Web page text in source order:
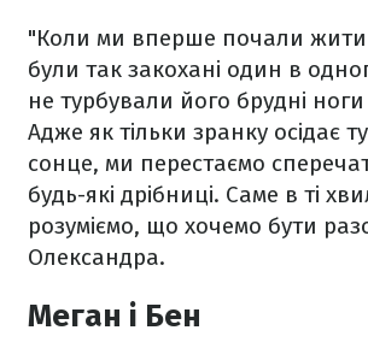
"Коли ми вперше почали
були так закохані один в
не турбували його брудні ноги
Адже як тільки зранку осідає
сонце, ми перестаємо
будь-які дрібниці. Саме в ті
розуміємо, що хочемо бути
Олександра.
Меган і Бен